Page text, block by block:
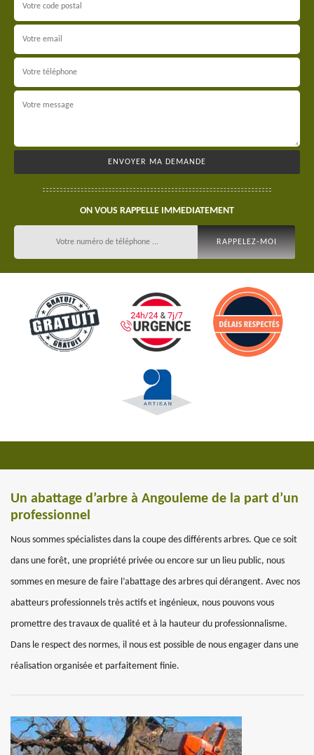
ON VOUS RAPPELLE IMMEDIATEMENT
Un abattage d’arbre à Angouleme de la part d’un
professionnel
Nous sommes spécialistes dans la coupe des différents arbres. Que ce soit
dans une forêt, une propriété privée ou encore sur un lieu public, nous
sommes en mesure de faire l’abattage des arbres qui dérangent. Avec nos
abatteurs professionnels très actifs et ingénieux, nous pouvons vous
promettre des travaux de qualité et à la hauteur du professionnalisme.
Dans le respect des normes, il nous est possible de nous engager dans une
réalisation organisée et parfaitement finie.